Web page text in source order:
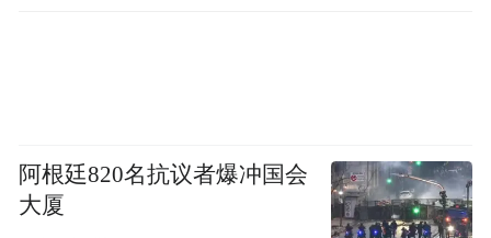
阅读同样如此。“吉阅万家”平台、线上阅读
活动、数字农家书屋……优质文化资源通过
阿根廷820名抗议者爆冲国会
大厦